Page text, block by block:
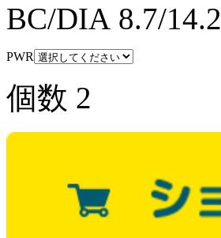
BC/DIA 8.7/14.2
PWR
個数 2